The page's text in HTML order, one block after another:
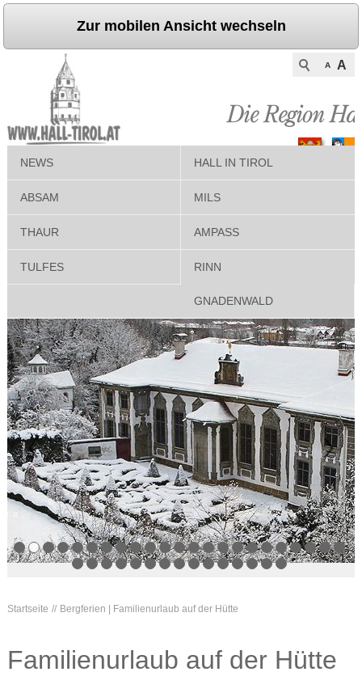
Zur mobilen Ansicht wechseln
A A
NEWS HALL IN TIROL
ABSAM MILS
THAUR AMPASS
TULFES RINN
GNADENWALD
Startseite Bergferien | Familienurlaub auf der Hütte
Familienurlaub auf der Hütte